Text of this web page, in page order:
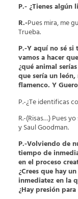
P.- ¿Tienes algún
R.-Pues mira, me
Trueba.
P.-Y aquí no sé
vamos a hacer
¿qué animal
que sería un
flamenco. Y
P.-¿Te identificas
R.-(Risas…) Pues
y Saul Goodman.
P.-Volviendo de
tiempo de
en el proceso
¿Crees que hay
inmediatez en la
¿Hay presión